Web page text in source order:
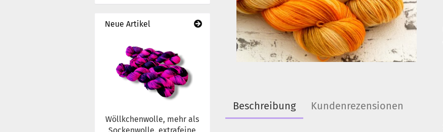
Beschreibung Kundenrezensionen
Neue Artikel
Wöllkchenwolle, mehr als